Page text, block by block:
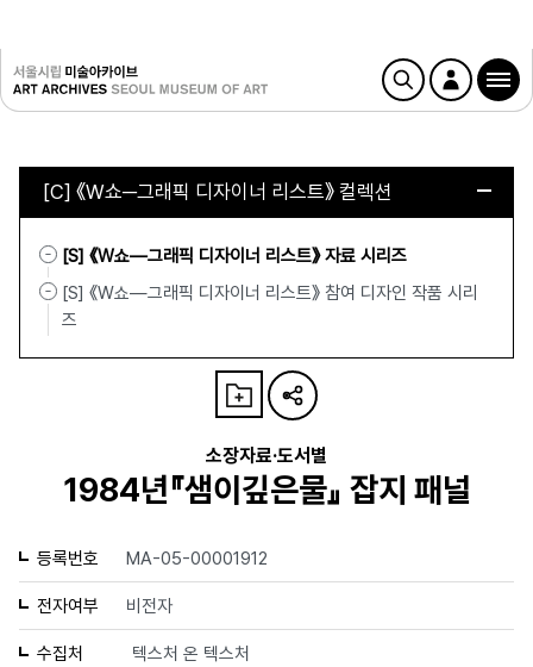
[C] 《W쇼─그래픽 디자이너 리스트》 컬렉션
[S] 《W쇼—그래픽 디자이너 리스트》 자료 시리즈
[S] 《W쇼—그래픽 디자이너 리스트》 참여 디자인 작품 시리
즈
소장자료·도서별
1984년『샘이깊은물』 잡지 패널
등록번호 MA-05-00001912
전자여부 비전자
수집처 텍스처 온 텍스처